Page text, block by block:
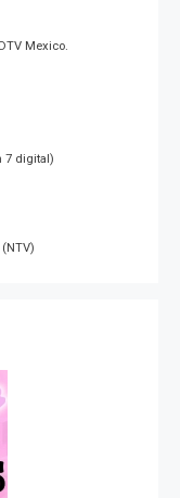
Mexico.
7 digital)